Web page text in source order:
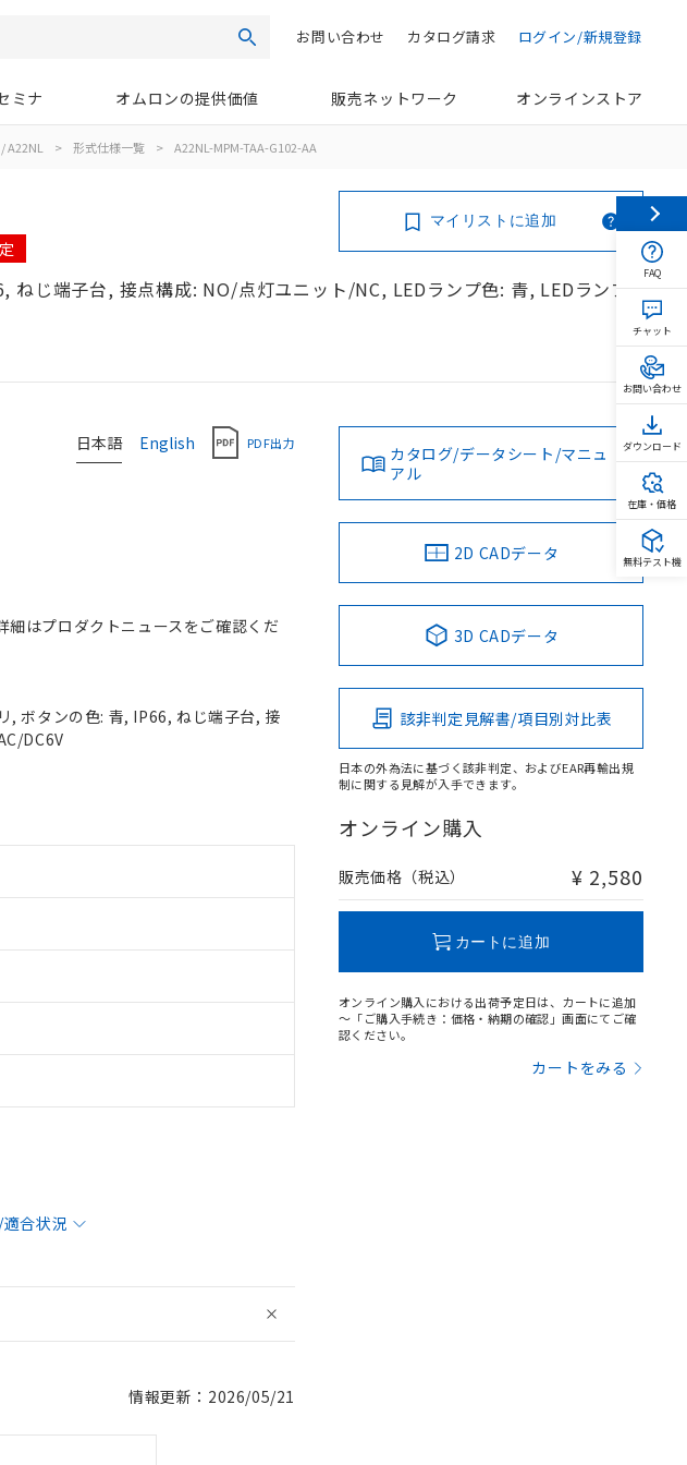
検索 ログイン/新規登録
カタログ請求
お問い合わせ
ミナ オムロンの提供価値 販売ネットワーク オンラインストア
A22NL > 形式仕様一覧 > A22NL-MPM-TAA-G102-AA
じ端子台, 接点構成: NO/点灯ユニット/NC, LEDランプ色: 青, LEDランプ
マイリストに追加
日本語 English PDF出力
細はプロダクトニュースをご確認くだ
, ボタンの色: 青, IP66, ねじ端子台, 接
DC6V
合状況
情報更新：2026/05/21
カタログ/データシート/マニュ
アル
2D CADデータ
3D CADデータ
該非判定見解書/項目別対比表
日本の外為法に基づく該非判定、およびEAR再輸出規
制に関する見解が入手できます。
オンライン購入
販売価格（税込） ¥ 2,580
カートに追加
オンライン購入における出荷予定日は、カートに追加
～「ご購入手続き：価格・納期の確認」画面にてご確
認ください。
カートをみる
FAQ
チャット
お問い合わせ
ダウンロード
在庫・価格
無料テスト機